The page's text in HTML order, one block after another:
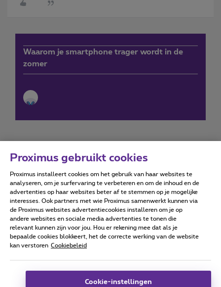
Waarom je smartphone trager wordt in de
zomer
Forumvoorwaarden Accessibility statement
Alle rechten voorbehouden. © Proximus
Algemene voorwaarden, consumenteninfo
Deze website is gecreëerd en wordt beheerd conform het
Proximus gebruikt cookies
Proximus installeert cookies om het gebruik van haar websites te
analyseren, om je surfervaring te verbeteren en om de inhoud en de
advertenties op haar websites beter af te stemmen op je mogelijke
interesses. Ook partners met wie Proximus samenwerkt kunnen via
de Proximus websites advertentiecookies installeren om je op
andere websites en sociale media advertenties te tonen die
relevant kunnen zijn voor jou. Hou er rekening mee dat als je
bepaalde cookies blokkeert, het de correcte werking van de website
kan verstoren Cookiebeleid
Cookie-instellingen